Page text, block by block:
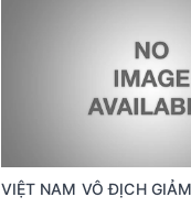
VIỆT NAM VÔ ĐỊCH